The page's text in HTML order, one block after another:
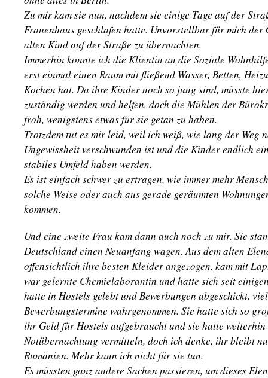
Zu mir kam sie nun, nachdem sie einige Tage auf der
Frauenhaus geschlafen hatte. Unvorstellbar für mich der
alten Kind auf der Straße zu übernachten.
Immerhin konnte ich die Klientin an die Soziale
erst einmal einen Raum mit fließend Wasser, Betten,
Kochen hat. Da ihre Kinder noch so jung sind, müsste
zuständig werden und helfen, doch die Mühlen der
froh, wenigstens etwas für sie getan zu haben.
Trotzdem tut es mir leid, weil ich weiß, wie lang der Weg
Ungewissheit verschwunden ist und die Kinder endlich
stabiles Umfeld haben werden.
Es ist einfach schwer zu ertragen, wie immer mehr
solche Weise oder auch aus gerade geräumten
kommen.
Und eine zweite Frau kam dann auch noch zu mir. Sie
Deutschland einen Neuanfang wagen. Aus dem alten
offensichtlich ihre besten Kleider angezogen, kam mit
war gelernte Chemielaborantin und hatte sich seit
hatte in Hostels gelebt und Bewerbungen abgeschickt,
Bewerbungstermine wahrgenommen. Sie hatte sich so
ihr Geld für Hostels aufgebraucht und sie hatte
Notübernachtung vermitteln, doch ich denke, ihr bleibt
Rumänien. Mehr kann ich nicht für sie tun.
Es müssten ganz andere Sachen passieren, um dieses